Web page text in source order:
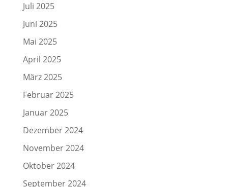
Juli 2025
Juni 2025
Mai 2025
April 2025
März 2025
Februar 2025
Januar 2025
Dezember 2024
November 2024
Oktober 2024
September 2024